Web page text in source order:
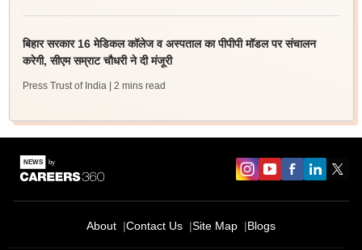
बिहार सरकार 16 मेडिकल कॉलेज व अस्पताल का पीपीपी मॉडल पर संचालन
करेगी, सीएम सम्राट चौधरी ने दी मंजूरी
Press Trust of India | 2 mins read
About Contact Us Site Map Blogs